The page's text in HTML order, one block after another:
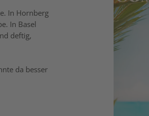
In Hornberg
In Basel
deftig,
da besser